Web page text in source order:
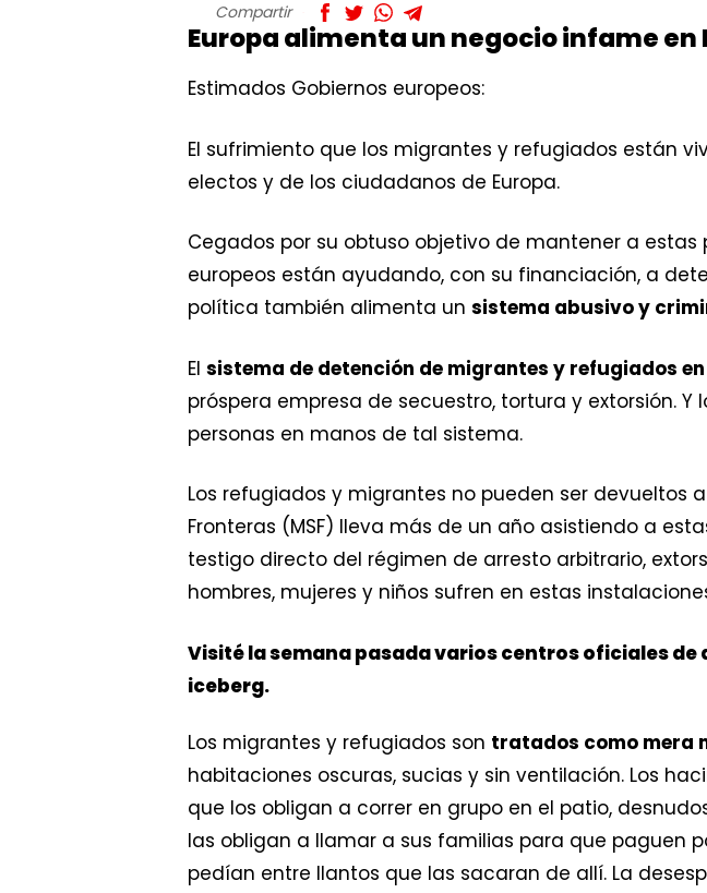
Compartir
Europa alimenta un negocio infame en
Estimados Gobiernos europeos:
El sufrimiento que los migrantes y refugiados están
electos y de los ciudadanos de Europa.
Cegados por su obtuso objetivo de mantener a
europeos están ayudando, con su financiación, a
política también alimenta un sistema abusivo y
El sistema de detención de migrantes y refugiados
próspera empresa de secuestro, tortura y extorsión.
personas en manos de tal sistema.
Los refugiados y migrantes no pueden ser devueltos
Fronteras (MSF) lleva más de un año asistiendo a
testigo directo del régimen de arresto arbitrario,
hombres, mujeres y niños sufren en estas
Visité la semana pasada varios centros oficiales
iceberg.
Los migrantes y refugiados son tratados como mera
habitaciones oscuras, sucias y sin ventilación. Los
que los obligan a correr en grupo en el patio,
las obligan a llamar a sus familias para que paguen
pedían entre llantos que las sacaran de allí. La